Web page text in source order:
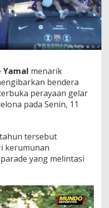
Yamal menarik
bendera
perayaan gelar
pada Senin, 11
tersebut
kerumunan
yang melintasi